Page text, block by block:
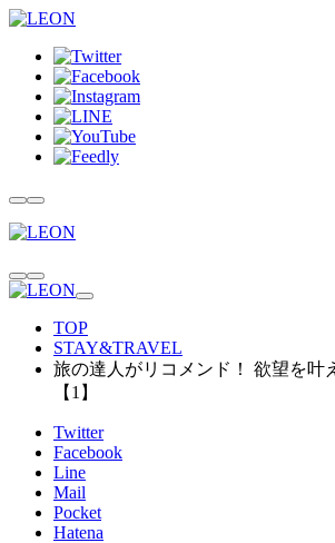
TOP
STAY&TRAVEL
旅の達人がリコメンド！ 欲望を叶
【1】
Twitter
Facebook
Line
Mail
Pocket
Hatena